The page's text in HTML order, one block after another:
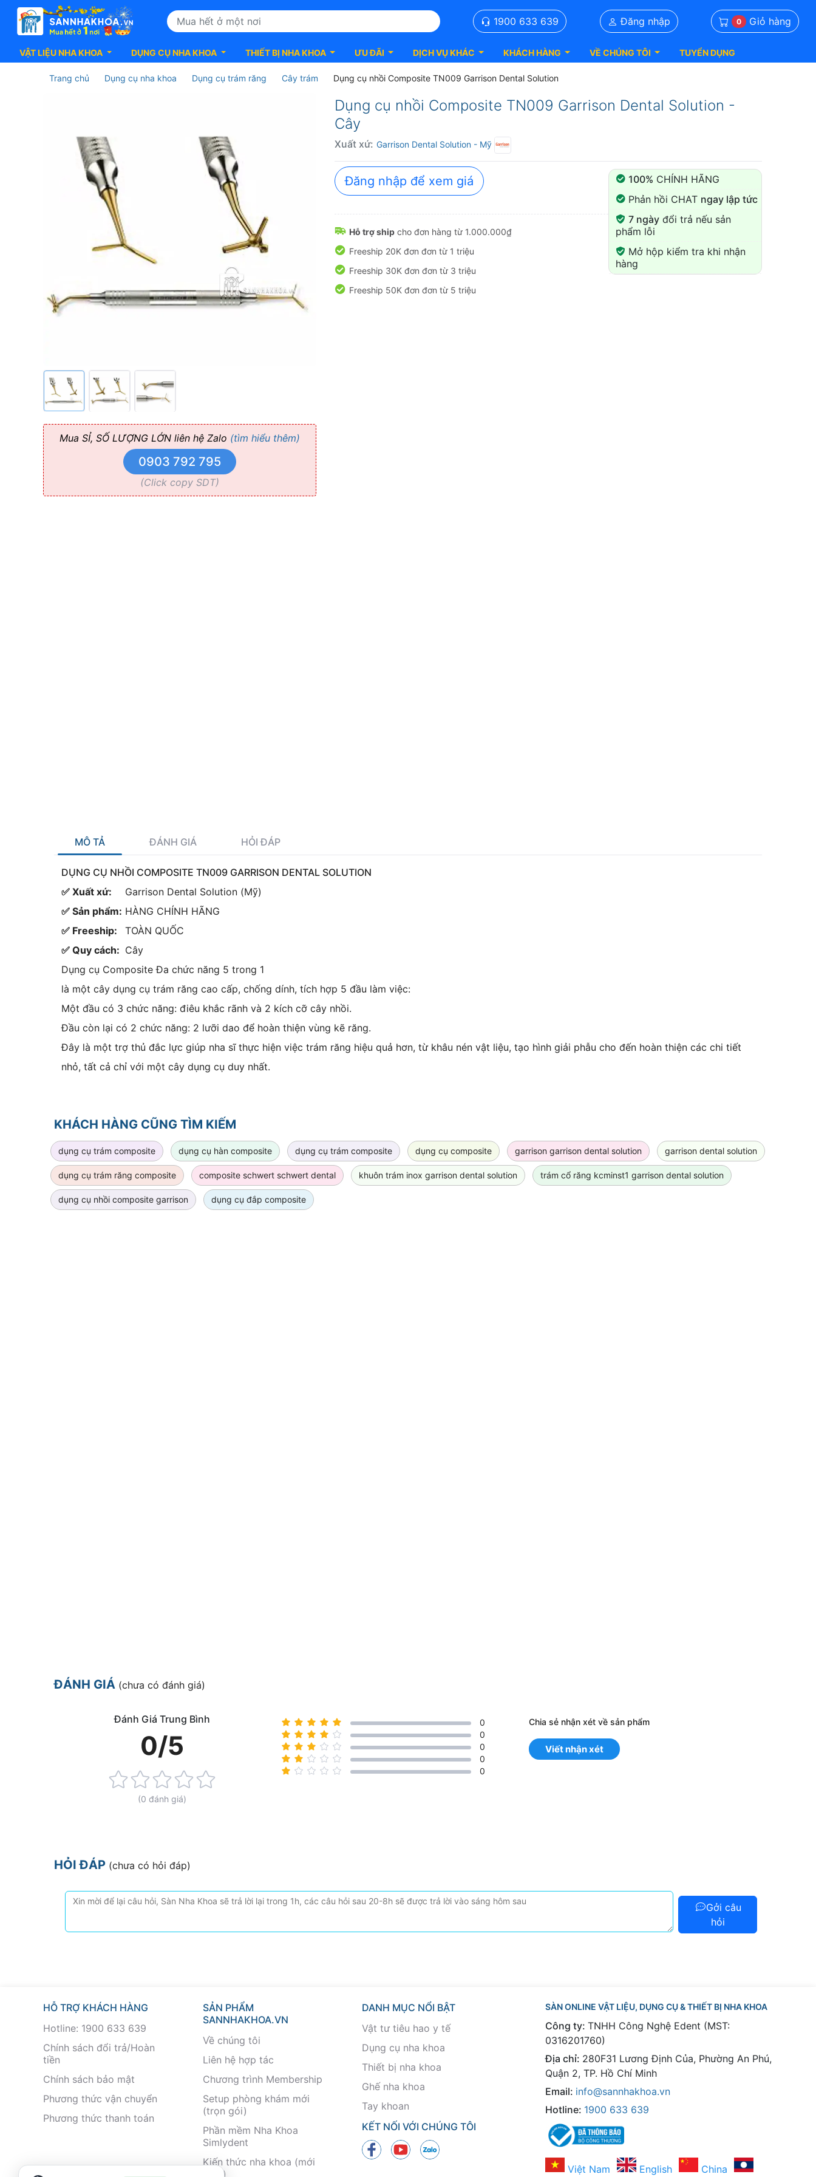
1900 633 639 Đăng nhập 0 Giỏ hàng
VẬT LIỆU NHA KHOA DỤNG CỤ NHA KHOA THIẾT BỊ NHA KHOA ƯU ĐÃI DỊCH VỤ KHÁC KHÁCH HÀNG VỀ CHÚNG TÔI TUYỂN DỤNG
Trang chủ Dụng cụ nha khoa Dụng cụ trám răng Cây trám Dụng cụ nhồi Composite TN009 Garrison Dental Solution
nhồi
Composite
TN009
Garrison
Dental
Solution
Mua SỈ, SỐ LƯỢNG LỚN liên hệ Zalo (tìm hiểu thêm)
0903 792 795
(Click copy SDT)
Dụng cụ nhồi Composite TN009 Garrison Dental Solution -
Cây
Xuất xứ: Garrison Dental Solution - Mỹ
100% CHÍNH HÃNG
Phản hồi CHAT ngay lập tức
7 ngàyđổi trả nếu sản
phẩm lỗi
Mở hộp kiểm tra khi nhận
hàng
Đăng nhập để xem giá
Hỗ trợ ship cho đơn hàng từ 1.000.000₫
Freeship 20K đơn đơn từ 1 triệu
Freeship 30K đơn đơn từ 3 triệu
Freeship 50K đơn đơn từ 5 triệu
MÔ TẢ ĐÁNH GIÁ HỎI ĐÁP
DỤNG CỤ NHỒI COMPOSITE TN009 GARRISON DENTAL SOLUTION
✅ Xuất xứ:
Garrison Dental Solution (Mỹ)
✅ Sản phẩm: HÀNG CHÍNH HÃNG
✅ Freeship:
TOÀN QUỐC
✅ Quy cách: Cây
Dụng cụ Composite Đa chức năng 5 trong 1
là một cây dụng cụ trám răng cao cấp, chống dính, tích hợp 5 đầu làm việc:
Một đầu có 3 chức năng: điêu khắc rãnh và 2 kích cỡ cây nhồi.
Đầu còn lại có 2 chức năng: 2 lưỡi dao để hoàn thiện vùng kẽ răng.
Đây là một trợ thủ đắc lực giúp nha sĩ thực hiện việc trám răng hiệu quả hơn, từ khâu nén vật liệu, tạo hình giải phẫu cho đến hoàn thiện các chi tiết
nhỏ, tất cả chỉ với một cây dụng cụ duy nhất.
KHÁCH HÀNG CŨNG TÌM KIẾM
dụng cụ trám composite dụng cụ hàn composite dụng cụ trám composite dụng cụ composite garrison garrison dental solution garrison dental solution
dụng cụ trám răng composite composite schwert schwert dental khuôn trám inox garrison dental solution trám cổ răng kcminst1 garrison dental solution
dụng cụ nhồi composite garrison dụng cụ đắp composite
ĐÁNH GIÁ (chưa có đánh giá)
Đánh Giá Trung Bình
0/5
(0 đánh giá)
0
0
0
0
0
Chia sẻ nhận xét về sản phẩm
Viết nhận xét
HỎI ĐÁP (chưa có hỏi đáp)
Gởi câu
hỏi
HỖ TRỢ KHÁCH HÀNG
Hotline: 1900 633 639
Chính sách đổi trả/Hoàn
tiền
Chính sách bảo mật
Phương thức vận chuyển
Phương thức thanh toán
SẢN PHẨM
SANNHAKHOA.VN
Về chúng tôi
Liên hệ hợp tác
Chương trình Membership
Setup phòng khám mới
(trọn gói)
Phần mềm Nha Khoa
Simlydent
Kiến thức nha khoa (mới
nhất)
DANH MỤC NỔI BẬT
Vật tư tiêu hao y tế
Dụng cụ nha khoa
Thiết bị nha khoa
Ghế nha khoa
Tay khoan
KẾT NỐI VỚI CHÚNG TÔI
SÀN ONLINE VẬT LIỆU, DỤNG CỤ & THIẾT BỊ NHA KHOA
Công ty: TNHH Công Nghệ Edent (MST:
0316201760)
Địa chỉ: 280F31 Lương Định Của, Phường An Phú,
Quận 2, TP. Hồ Chí Minh
Email: info@sannhakhoa.vn
Hotline: 1900 633 639
Việt Nam English
China